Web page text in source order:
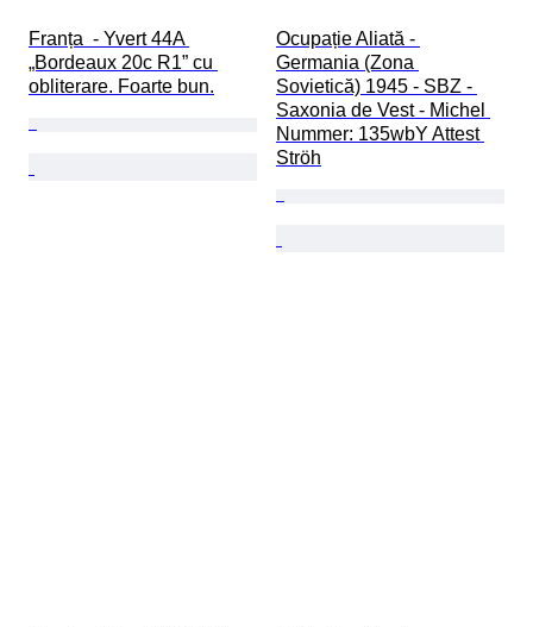
Franța  - Yvert 44A
„Bordeaux 20c R1” cu
obliterare. Foarte bun.
Ocupație Aliată -
Germania (Zona
Sovietică) 1945 - SBZ -
Saxonia de Vest - Michel
Nummer: 135wbY Attest
Ströh